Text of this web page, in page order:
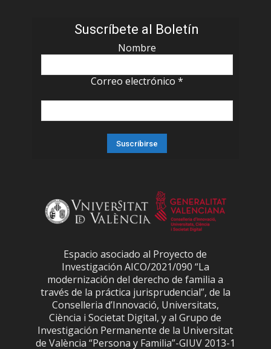
Suscríbete al Boletín
Nombre
Correo electrónico *
Espacio asociado al Proyecto de
Investigación AICO/2021/090 “La
modernización del derecho de familia a
través de la práctica jurisprudencial”, de la
Conselleria d’Innovació, Universitats,
Ciència i Societat Digital, y al Grupo de
Investigación Permanente de la Universitat
de València “Persona y Familia”-GIUV 2013-1